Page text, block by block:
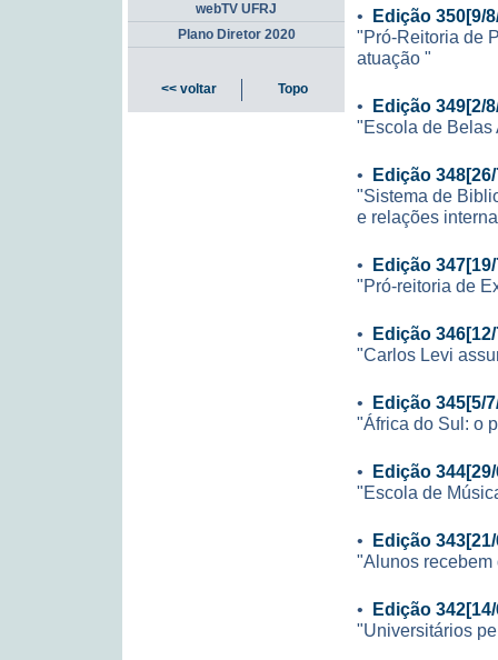
• Edição 350[9/
"Pró-Reitoria de
atuação "
• Edição 349[2/
"Escola de Belas
• Edição
"Sistema de
e relações
• Edição
"Pró-reitoria de
• Edição
"Carlos Levi
• Edição 345[5/
"África do Sul: o
• Edição
"Escola de
• Edição
"Alunos
• Edição
"Universitários
webTV UFRJ
Plano Diretor 2020
<< voltar Topo